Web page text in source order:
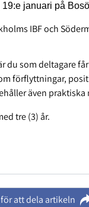
januari på
IBF och
du som deltagare
förflyttningar,
även
tre (3) år.
att dela artikeln